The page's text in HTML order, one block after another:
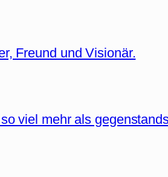
Freund und Visionär.
viel mehr als